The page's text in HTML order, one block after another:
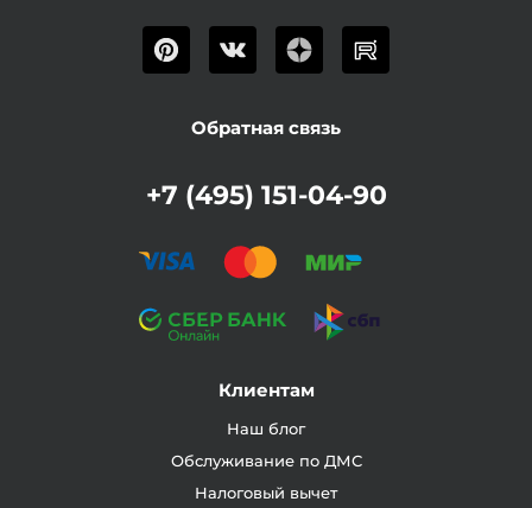
Обратная связь
+7 (495) 151-04-90
Клиентам
Наш блог
Обслуживание по ДМС
Налоговый вычет